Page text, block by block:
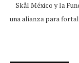
Skål México y la
una alianza para